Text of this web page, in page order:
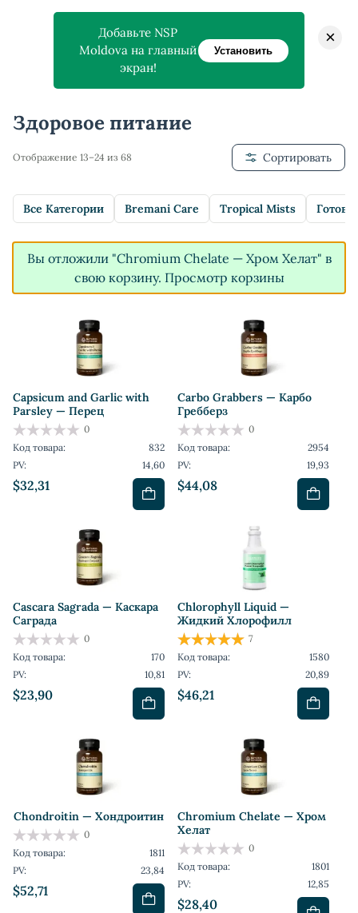
Главная > Магазин > Здоровое питание
Здоровое питание
Отображение 13–24 из 68 Сортировать
Все Категории Bremani Care Tropical Mists
Вы отложили "Chromium Chelate — Хром Хелат" в
свою корзину. Просмотр корзины
Capsicum and Garlic with
Parsley — Перец
$32,31
0
Код товара:
832
PV:
14,60
Carbo Grabbers — Карбо
Гребберз
$44,08
0
Код товара:
2954
PV:
19,93
Cascara Sagrada — Каскара
Саграда
$23,90
0
Код товара:
170
PV:
10,81
Chlorophyll Liquid —
Жидкий Хлорофилл
$46,21
7
Код товара:
1580
PV:
20,89
Chondroitin — Хондроитин
$52,71
0
Код товара:
1811
PV:
23,84
Chromium Chelate — Хром
Хелат
$28,40
0
Код товара:
1801
PV:
12,85
Добавьте NSP
Moldova на главный
экран!
Установить
×